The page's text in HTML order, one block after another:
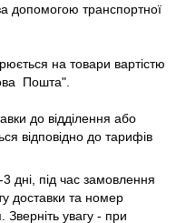
допомогою транспортної
на товари вартістю
Пошта".
до відділення або
відповідно до тарифів
дні, під час замовлення
доставки та номер
Зверніть увагу - при